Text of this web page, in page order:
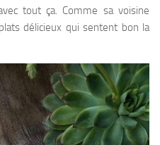
tout ça. Comme sa voisine
délicieux qui sentent bon la